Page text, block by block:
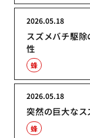
スズメバチ駆
性
2026.05.18
蜂
突然の巨大な
2026.05.18
蜂